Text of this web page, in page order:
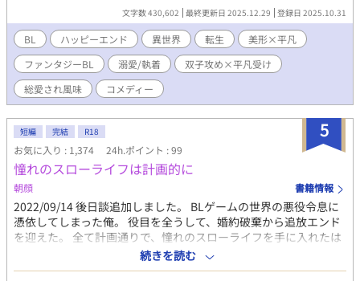
文字数 430,602 最終更新日 2025.12.29 登録日 2025.10.31
BL ハッピーエンド 異世界 転生
美形×平凡
ファンタジーBL
溺愛/執着
双子攻め×平凡受け
総愛され風味
コメディー
5
短編 完結 R18
お気に入り : 1,374 24h.ポイント : 99
憧れのスローライフは計画的に
朝顔 書籍情報
2022/09/14 後日談追加しました。 BLゲームの世界の悪役令息に
憑依してしまった俺。 役目を全うして、婚約破棄から追放エンド
を迎えた。 全て計画通りで、憧れのスローライフを手に入れたは
ずだった。 誰にも邪魔されない田舎暮らしで、孤独に生きていこ
うとしていたが、謎の男との出会いが全てを変えていく……。 ◇
続きを読む